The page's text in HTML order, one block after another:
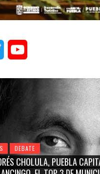
Twitter
DEBATE
PALOMARES, NAY